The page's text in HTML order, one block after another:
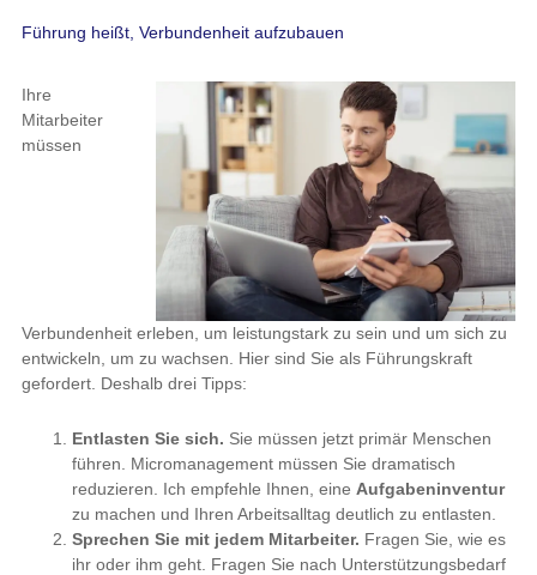
Führung heißt, Verbundenheit aufzubauen
Ihre
Mitarbeiter
müssen
Verbundenheit erleben, um leistungstark zu sein und um sich zu
entwickeln, um zu wachsen. Hier sind Sie als Führungskraft
gefordert. Deshalb drei Tipps:
Entlasten Sie sich. Sie müssen jetzt primär Menschen
führen. Micromanagement müssen Sie dramatisch
reduzieren. Ich empfehle Ihnen, eine Aufgabeninventur
zu machen und Ihren Arbeitsalltag deutlich zu entlasten.
Sprechen Sie mit jedem Mitarbeiter. Fragen Sie, wie es
ihr oder ihm geht. Fragen Sie nach Unterstützungsbedarf